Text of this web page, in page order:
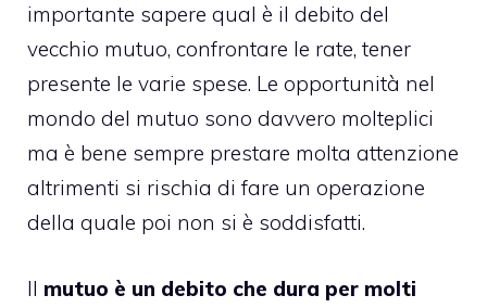
importante sapere qual è il debito del
vecchio mutuo, confrontare le rate, tener
presente le varie spese. Le opportunità nel
mondo del mutuo sono davvero molteplici
ma è bene sempre prestare molta attenzione
altrimenti si rischia di fare un operazione
della quale poi non si è soddisfatti.
Il mutuo è un debito che dura per molti